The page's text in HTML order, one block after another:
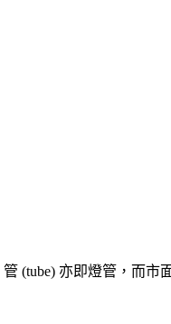
管 (tube) 亦即燈管，而市